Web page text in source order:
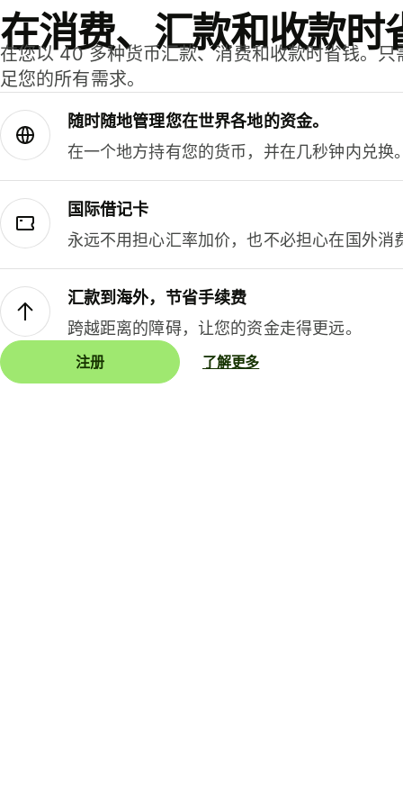
在消费、汇款和收款时
在您以 40 多种货币汇款、消费和收款时省钱。
足您的所有需求。
随时随地管理您在世界各地的资金。
在一个地方持有您的货币，并在几秒钟内兑换
国际借记卡
永远不用担心汇率加价，也不必担心在国外消
汇款到海外，节省手续费
跨越距离的障碍，让您的资金走得更远。
注册 了解更多